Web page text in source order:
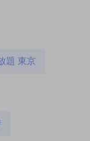
題 東京